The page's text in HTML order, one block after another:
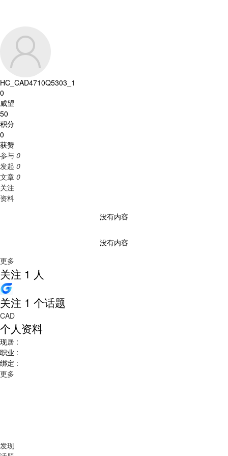
HC_CAD4710Q5303_1
0
威望
50
积分
0
获赞
参与 0
发起 0
文章 0
关注
资料
没有内容
没有内容
更多
关注 1 人
关注 1 个话题
CAD
个人资料
现居 :
职业 :
绑定 :
更多
发现